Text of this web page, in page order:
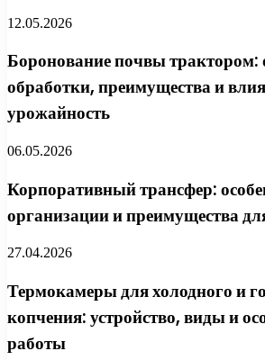
12.05.2026
Боронование почвы трактором:
обработки, преимущества и
урожайность
06.05.2026
Корпоративный трансфер:
организации и преимущества
27.04.2026
Термокамеры для холодного и
копчения: устройство, виды и
работы